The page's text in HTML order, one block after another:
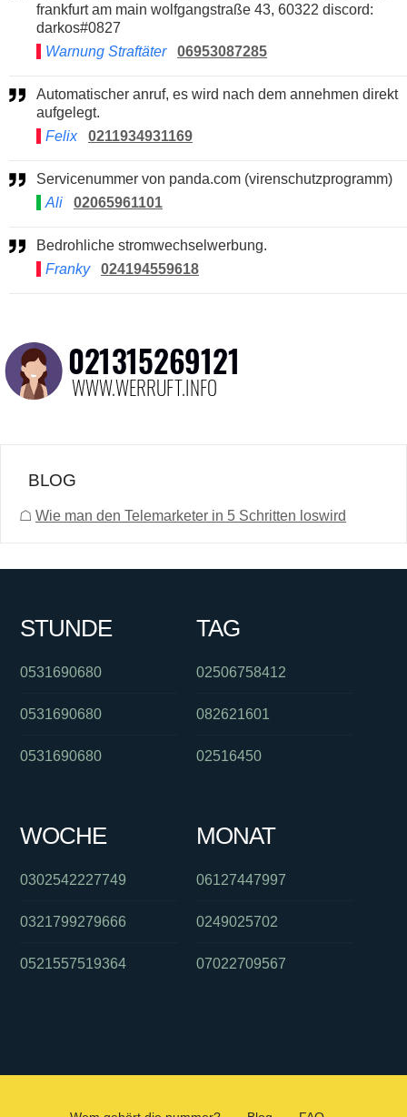
frankfurt am main wolfgangstraße 43, 60322 discord:
darkos#0827
Warnung Straftäter
06953087285
Automatischer anruf, es wird nach dem annehmen direkt
aufgelegt.
Felix
0211934931169
Servicenummer von panda.com (virenschutzprogramm)
Ali
02065961101
Bedrohliche stromwechselwerbung.
Franky
024194559618
BLOG
☖ Wie man den Telemarketer in 5 Schritten loswird
STUNDE
0531690680
0531690680
0531690680
TAG
02506758412
082621601
02516450
WOCHE
0302542227749
0321799279666
0521557519364
MONAT
06127447997
0249025702
07022709567